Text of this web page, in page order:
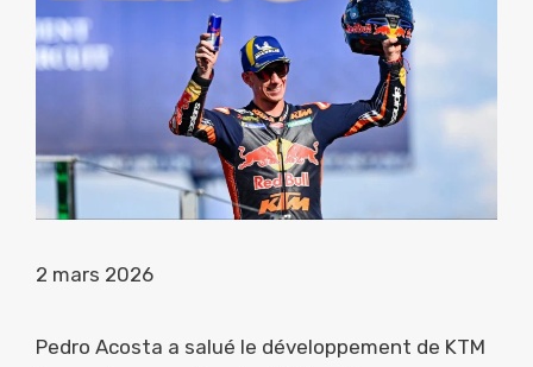
2 mars 2026
Pedro Acosta a salué le développement de KTM